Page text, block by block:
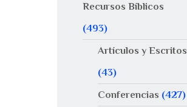
Recursos Bíblicos
(493)
Artículos y Escritos
(43)
Conferencias (427)